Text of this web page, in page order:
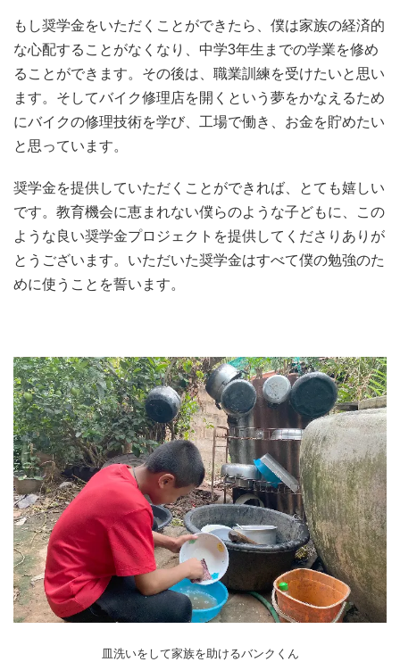
もし奨学金をいただくことができたら、僕は家族の経済的
な心配することがなくなり、中学3年生までの学業を修め
ることができます。その後は、職業訓練を受けたいと思い
ます。そしてバイク修理店を開くという夢をかなえるため
にバイクの修理技術を学び、工場で働き、お金を貯めたい
と思っています。
奨学金を提供していただくことができれば、とても嬉しい
です。教育機会に恵まれない僕らのような子どもに、この
ような良い奨学金プロジェクトを提供してくださりありが
とうございます。いただいた奨学金はすべて僕の勉強のた
めに使うことを誓います。
皿洗いをして家族を助けるバンクくん